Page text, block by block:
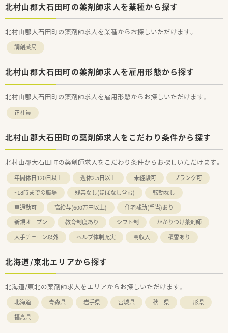
北村山郡大石田町の薬剤師求人を業種から探す
北村山郡大石田町の薬剤師求人を業種からお探しいただけます。
調剤薬局
北村山郡大石田町の薬剤師求人を雇用形態から探す
北村山郡大石田町の薬剤師求人を雇用形態からお探しいただけます。
正社員
北村山郡大石田町の薬剤師求人をこだわり条件から探す
北村山郡大石田町の薬剤師求人をこだわり条件からお探しいただけます。
年間休日120日以上 週休2.5日以上 未経験可
ブランク可
~18時までの職場
残業なし(ほぼなし含む)
転勤なし
車通勤可
高給与(600万円以上)
住宅補助(手当)あり
新規オープン
教育制度あり シフト制
かかりつけ薬剤師
大手チェーン以外
ヘルプ体制充実 高収入 積雪あり
北海道/東北エリアから探す
北海道/東北の薬剤師求人をエリアからお探しいただけます。
北海道 青森県 岩手県 宮城県 秋田県
山形県
福島県